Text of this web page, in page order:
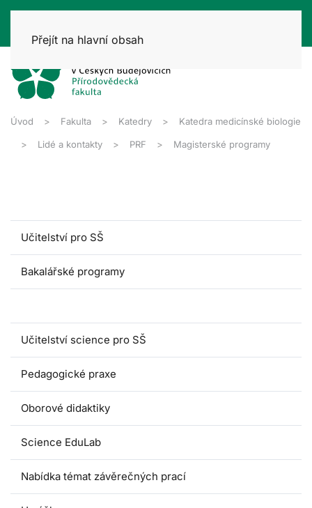
Přejít na hlavní obsah
Úvod Fakulta Katedry Katedra medicínské biologie
Lidé a kontakty PRF Magisterské programy
Učitelství pro SŠ
Bakalářské programy
Učitelství science pro SŠ
Pedagogické praxe
Oborové didaktiky
Science EduLab
Nabídka témat závěrečných prací